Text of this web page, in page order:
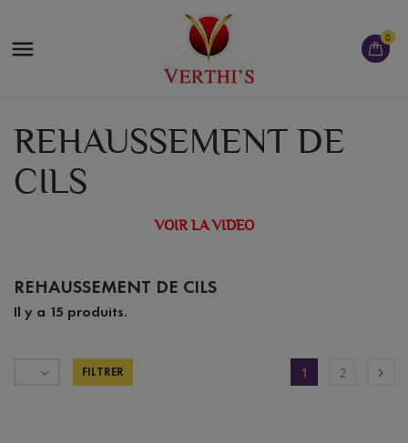
 0
REHAUSSEMENT DE
CILS
VOIR LA VIDEO
REHAUSSEMENT DE CILS
Il y a 15 produits.
 FILTRER 1 2 